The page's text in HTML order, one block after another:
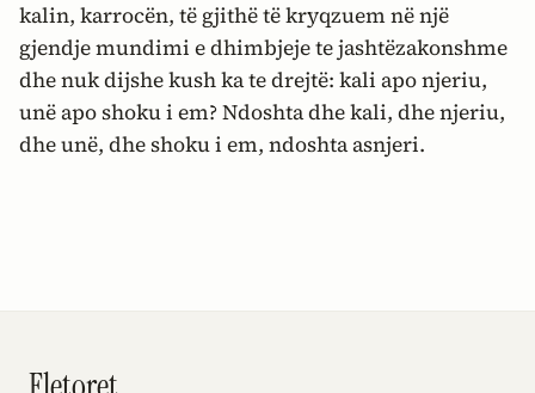
kalin, karrocën, të gjithë të kryqzuem në një
gjendje mundimi e dhimbjeje te jashtëzakonshme
dhe nuk dijshe kush ka te drejtë: kali apo njeriu,
unë apo shoku i em? Ndoshta dhe kali, dhe njeriu,
dhe unë, dhe shoku i em, ndoshta asnjeri.